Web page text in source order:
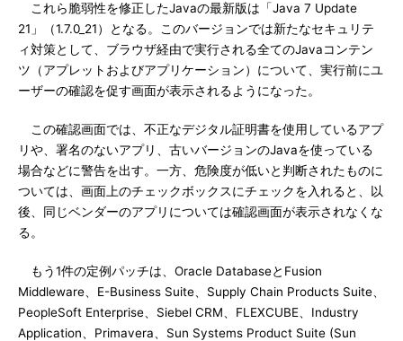
これら脆弱性を修正したJavaの最新版は「Java 7 Update
21」（1.7.0_21）となる。このバージョンでは新たなセキュリテ
ィ対策として、ブラウザ経由で実行される全てのJavaコンテン
ツ（アプレットおよびアプリケーション）について、実行前にユ
ーザーの確認を促す画面が表示されるようになった。
この確認画面では、不正なデジタル証明書を使用しているアプ
リや、署名のないアプリ、古いバージョンのJavaを使っている
場合などに警告を出す。一方、危険度が低いと判断されたものに
ついては、画面上のチェックボックスにチェックを入れると、以
後、同じベンダーのアプリについては確認画面が表示されなくな
る。
もう1件の定例パッチは、Oracle DatabaseとFusion
Middleware、E-Business Suite、Supply Chain Products Suite、
PeopleSoft Enterprise、Siebel CRM、FLEXCUBE、Industry
Application、Primavera、Sun Systems Product Suite (Sun